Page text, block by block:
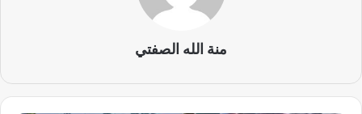
منة الله الصفتي